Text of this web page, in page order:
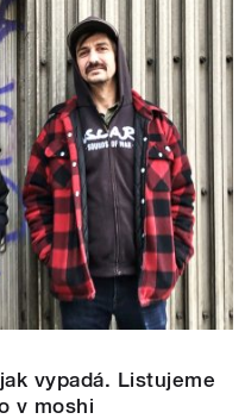
vypadá. Listujeme
v moshi